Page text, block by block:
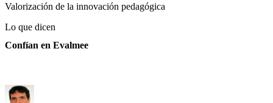
Valorización de la innovación pedagógica
Lo que dicen
Confían en Evalmee